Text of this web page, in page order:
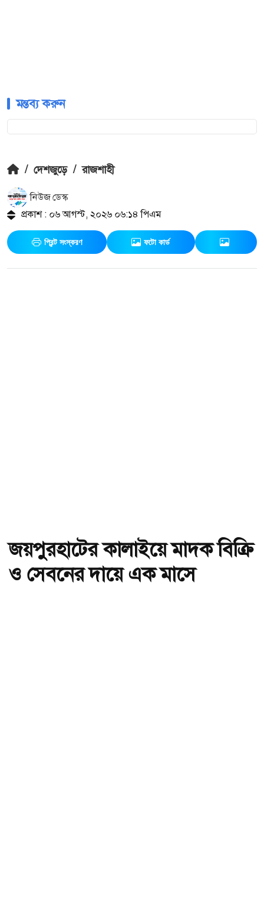
মন্তব্য করুন
/ দেশজুড়ে / রাজশাহী
নিউজ ডেস্ক
প্রকাশ : ০৬ আগস্ট, ২০২৬ ০৬:১৪ পিএম
প্রিন্ট সংস্করণ ফটো কার্ড
জয়পুরহাটের কালাইয়ে মাদক বিক্রি
ও সেবনের দায়ে এক মাসে